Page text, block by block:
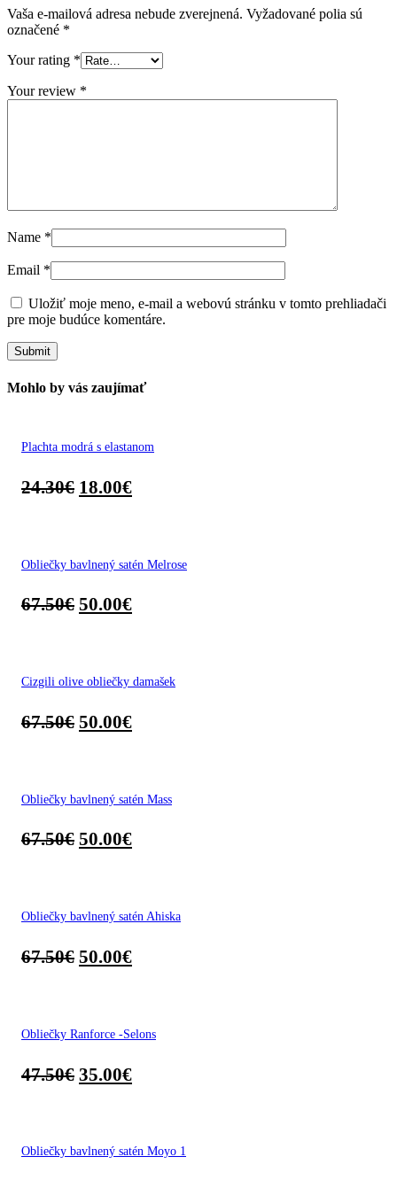
Vaša e-mailová adresa nebude zverejnená. Vyžadované polia sú
označené *
Your rating *
Your review *
Name *
Email *
Uložiť moje meno, e-mail a webovú stránku v tomto prehliadači
pre moje budúce komentáre.
Mohlo by vás zaujímať
Plachta modrá s elastanom
24.30€ 18.00€
Obliečky bavlnený satén Melrose
67.50€ 50.00€
Cizgili olive obliečky damašek
67.50€ 50.00€
Obliečky bavlnený satén Mass
67.50€ 50.00€
Obliečky bavlnený satén Ahiska
67.50€ 50.00€
Obliečky Ranforce -Selons
47.50€ 35.00€
Obliečky bavlnený satén Moyo 1